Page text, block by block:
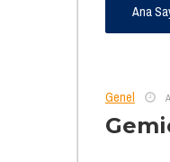
Ana
Genel